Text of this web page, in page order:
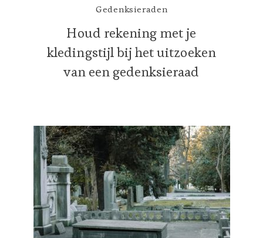
Gedenksieraden
Houd rekening met je
kledingstijl bij het uitzoeken
van een gedenksieraad